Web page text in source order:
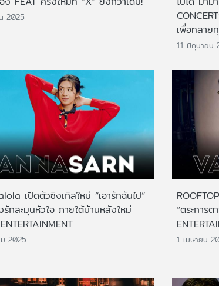
2025
เพื่อทลาย
11 มิถุนายน
เปิดตัวซิงเกิลใหม่ “เอารักฉันไป”
กละมุนหัวใจ ภายใต้บ้านหลังใหม่
2025
“ตระการ
1 เมษายน